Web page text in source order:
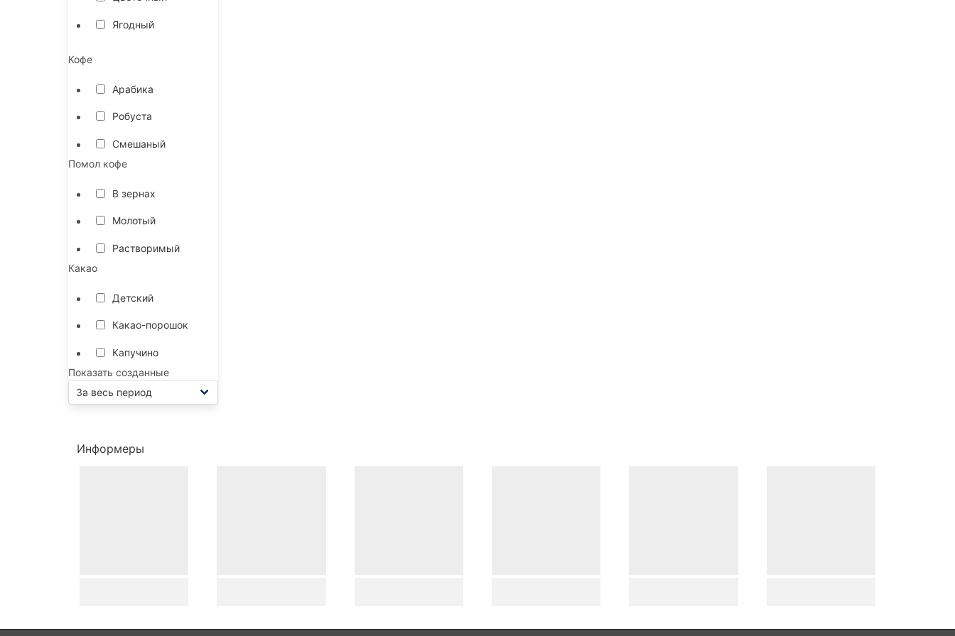
Ягодный
Кофе
Арабика
Робуста
Смешаный
Помол кофе
В зернах
Молотый
Растворимый
Какао
Детский
Какао-порошок
Капучино
Показать созданные
Информеры